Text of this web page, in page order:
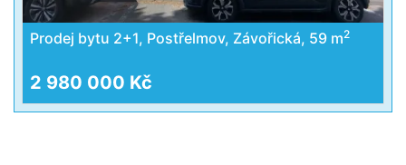
Prodej bytu 2+1, Postřelmov, Závořická, 59 m2
2 980 000 Kč